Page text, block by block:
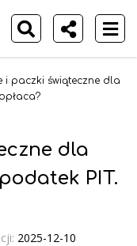
i paczki świąteczne dla
dla
PIT.
2025-12-10